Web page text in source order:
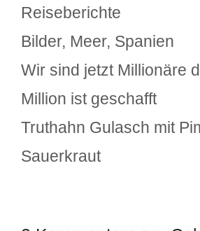
Kategorien
Reiseberichte
Schlagwörter
Bilder, Meer, Spanien
Wir sind jetzt Millionäre
Million ist geschafft
Truthahn Gulasch mit
Sauerkraut